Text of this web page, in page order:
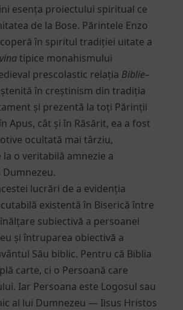
esența proiectului spiritual ce
de la Bose. Părintele Enzo
în spiritul tradiției uitate a
tipice monahismului
prescolastic relația Biblie–
în creștinism din tradiția
și prezentă la toți Părinții
Apus, cât și în Răsărit, ea a fost
ocultată mai târziu,
o veritabilă amnezie a
lucrări de a evidenția
existentă în Biserică între
subiectivă a persoanei
și întruparea obiectivă a
Său biblic. Pentru că Biblia
carte, ci o Persoană care
Iar Persoana este Logosul sau
al lui Dumnezeu — Iisus Hristos